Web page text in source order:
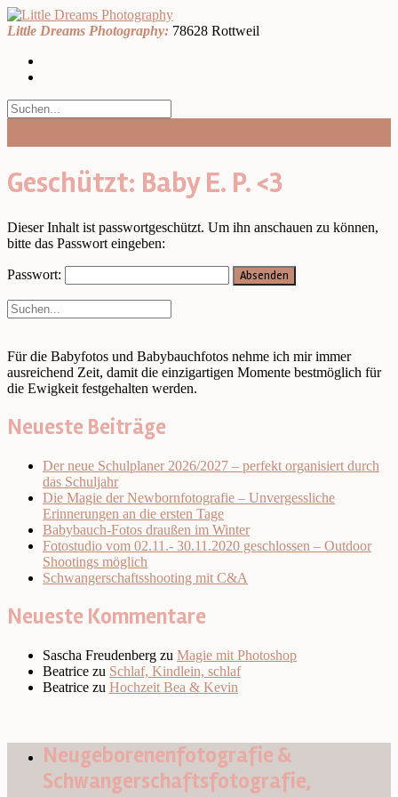
Skip
to
Little Dreams Photography: 78628 Rottweil
Geschützt: Baby E. P. <3
Dieser Inhalt ist passwortgeschützt. Um ihn anschauen zu können,
bitte das Passwort eingeben:
Passwort:
Für die Babyfotos und Babybauchfotos nehme ich mir immer
ausreichend Zeit, damit die einzigartigen Momente bestmöglich für
die Ewigkeit festgehalten werden.
Neueste Beiträge
Der neue Schulplaner 2026/2027 – perfekt organisiert durch
das Schuljahr
Die Magie der Newbornfotografie – Unvergessliche
Erinnerungen an die ersten Tage
Babybauch-Fotos draußen im Winter
Fotostudio vom 02.11.- 30.11.2020 geschlossen – Outdoor
Shootings möglich
Schwangerschaftsshooting mit C&A
Neueste Kommentare
Sascha Freudenberg zu Magie mit Photoshop
Beatrice zu Schlaf, Kindlein, schlaf
Beatrice zu Hochzeit Bea & Kevin
Neugeborenenfotografie &
Schwangerschaftsfotografie,